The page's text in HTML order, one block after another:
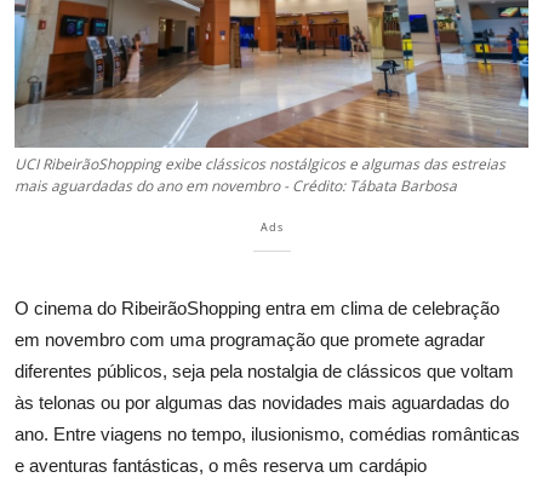
UCI RibeirãoShopping exibe clássicos nostálgicos e algumas das estreias
mais aguardadas do ano em novembro - Crédito: Tábata Barbosa
Ads
O cinema do RibeirãoShopping entra em clima de celebração
em novembro com uma programação que promete agradar
diferentes públicos, seja pela nostalgia de clássicos que voltam
às telonas ou por algumas das novidades mais aguardadas do
ano. Entre viagens no tempo, ilusionismo, comédias românticas
e aventuras fantásticas, o mês reserva um cardápio